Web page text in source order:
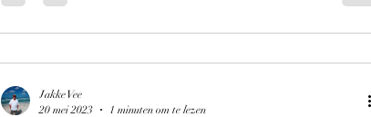
Jakke Vee
20 mei 2023
1 minuten om te lezen